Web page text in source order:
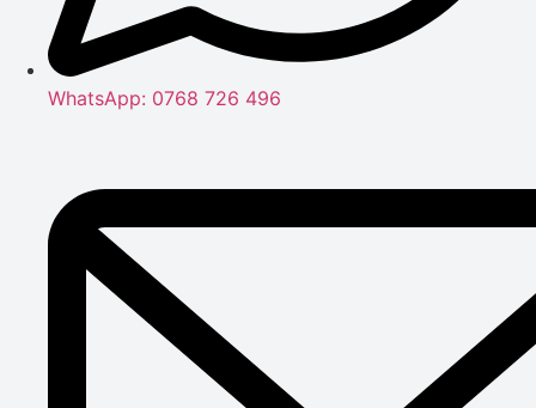
WhatsApp: 0768 726 496